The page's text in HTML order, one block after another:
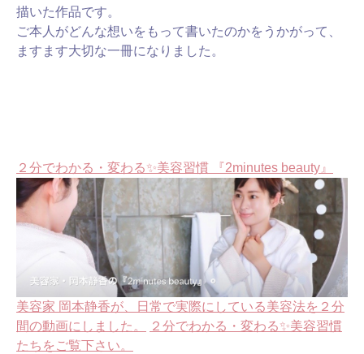
描いた作品です。
ご本人がどんな想いをもって書いたのかをうかがって、
ますます大切な一冊になりました。
２分でわかる・変わる✨美容習慣 『2minutes beauty』
美容家 岡本静香が、日常で実際にしている美容法を２分
間の動画にしました。
２分でわかる・変わる✨美容習慣
たちをご覧下さい。